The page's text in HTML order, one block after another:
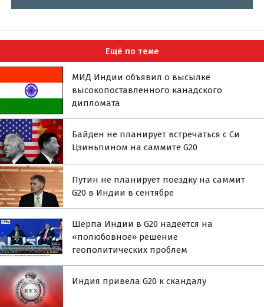
Ещё по теме
МИД Индии объявил о высылке
высокопоставленного канадского
дипломата
Байден не планирует встречаться с Си
Цзиньпином на саммите G20
Путин не планирует поездку на саммит
G20 в Индии в сентябре
Шерпа Индии в G20 надеется на
«полюбовное» решение
геополитических проблем
Индия привела G20 к скандалу